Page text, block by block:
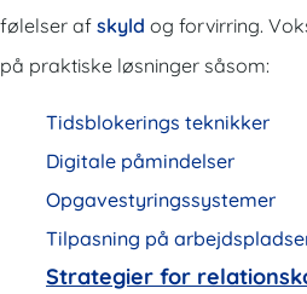
følelser af skyld og forvirring.
på praktiske løsninger såsom:
Tidsblokerings teknikker
Digitale påmindelser
Opgavestyringssystemer
Tilpasning på
Strategier for